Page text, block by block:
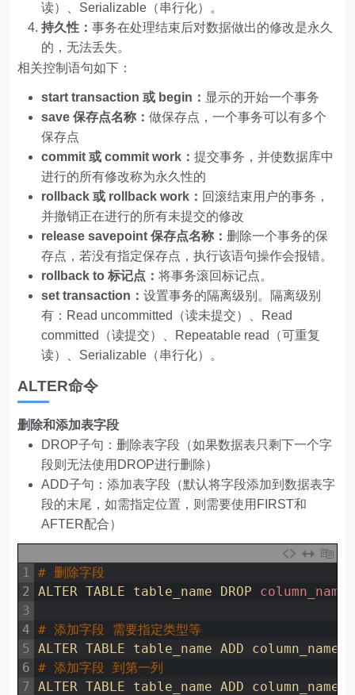
读）、Serializable（串行化）。
持久性：事务在处理结束后对数据做出的修改是永久
的，无法丢失。
相关控制语句如下：
start transaction 或 begin： 显示的开始一个事务
save 保存点名称：做保存点，一个事务可以有多个
保存点
commit 或 commit work：提交事务，并使数据库中
进行的所有修改称为永久性的
rollback 或 rollback work： 回滚结束用户的事务，
并撤销正在进行的所有未提交的修改
release savepoint 保存点名称：删除一个事务的保
存点，若没有指定保存点，执行该语句操作会报错。
rollback to 标记点：将事务滚回标记点。
set transaction：设置事务的隔离级别。隔离级别
有：Read uncommitted（读未提交）、Read
committed（读提交）、Repeatable read（可重复
读）、Serializable（串行化）。
ALTER命令
删除和添加表字段
DROP子句：删除表字段（如果数据表只剩下一个字
段则无法使用DROP进行删除）
ADD子句：添加表字段（默认将字段添加到数据表字
段的末尾，如需指定位置，则需要使用FIRST和
AFTER配合）
1
2
3
4
5
6
7
# 删除字段
ALTER TABLE table_name DROP column_name
# 添加字段 需要指定类型等
ALTER TABLE table_name ADD column_name
# 添加字段 到第一列
ALTER TABLE table_name ADD column_name2